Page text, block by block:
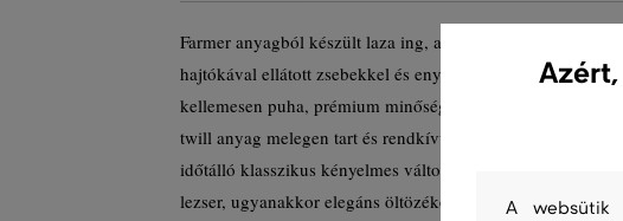
Farmer anyagból készült laza ing, amely rendkívül előnyös
hajtókával ellátott zsebekkel és enyhén ejtett vállvarrás
kellemesen puha, prémium minőségű pamutszálas
twill anyag melegen tart és rendkívüli légáteresztő
időtálló klasszikus kényelmes változata, amely már több
lezser, ugyanakkor elegáns öltözékek nélkülözhetetlen és
A websütik